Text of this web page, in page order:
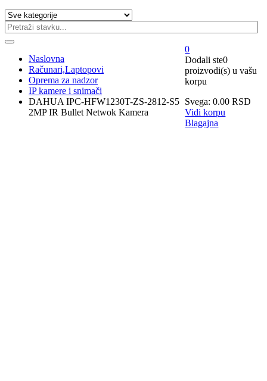
0
Dodali ste0
proizvodi(s) u vašu
korpu
Svega: 0.00RSD
Vidi korpu
Blagajna
Naslovna
Računari,Laptopovi
Oprema za nadzor
IP kamere i snimači
DAHUA IPC-HFW1230T-ZS-2812-S5
2MP IR Bullet Netwok Kamera